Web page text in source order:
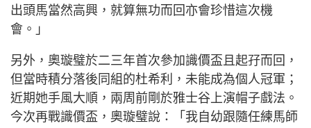
出頭馬當然高興，就算無功而回亦會珍惜這次機
會。」
另外，奧璇璧於二三年首次參加識價盃且起孖而回，
但當時積分落後同組的杜希利，未能成為個人冠軍；
近期她手風大順，兩周前剛於雅士谷上演帽子戲法。
今次再戰識價盃，奧璇璧說：「我自幼跟隨任練馬師